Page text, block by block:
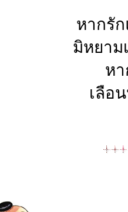
หากรั
มิหยาม
ห
เลือ